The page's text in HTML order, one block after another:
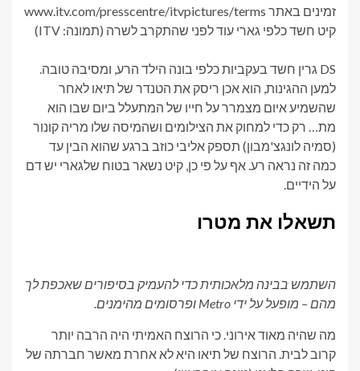
קיט חשד כלפי גארי עוד לפני שהתקרב לשרה (תמונה: ITV)
DS גרין חשד בעקביות כלפי בונה הילד הרע, ומסיבה טובה.
למען ההגינות, הוא אכן ריסק את הטנדר של תיאו לאחר
שהשמיע איום מצמרר על חייו של המתעלל ביום שבו הוא
מת… רק כדי למחוק את הצילומים ושהמיסה שלו מריה קונור
(סמיה לונגצ'מבון) תספק אליבי כוזב ברגע שהוא הבין עד
כמה זה נראה רע. אף על פי כן, קיט נשאר בטוח שלגארי יש דם
על הידיים.
תשאלו את מטרו
השתמש בבינה מלאכותית כדי להעמיק בסיפורים שאכפת לך
מהם – מופעל על ידי Metro ופרסומים מהימנים.
מה שהיה מאוד אירוני. כי הרוצח האמיתי היה הרבה יותר
קרוב לבית. הרוצח של תיאו היא לא אחרת מאשר חברתה של